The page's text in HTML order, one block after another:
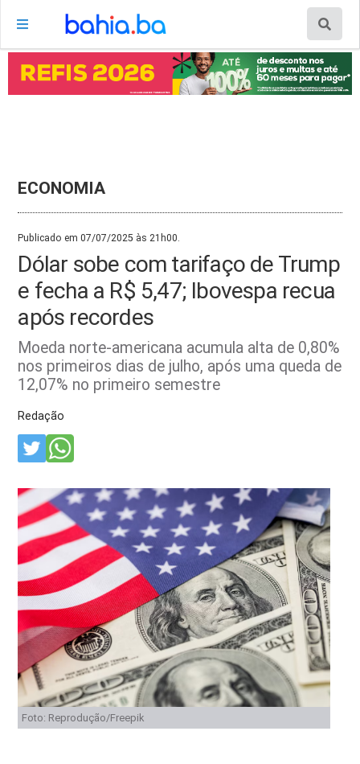
ECONOMIA
Publicado em 07/07/2025 às 21h00.
Dólar sobe com tarifaço de Trump
e fecha a R$ 5,47; Ibovespa recua
após recordes
Moeda norte-americana acumula alta de 0,80%
nos primeiros dias de julho, após uma queda de
12,07% no primeiro semestre
Redação
Foto: Reprodução/Freepik